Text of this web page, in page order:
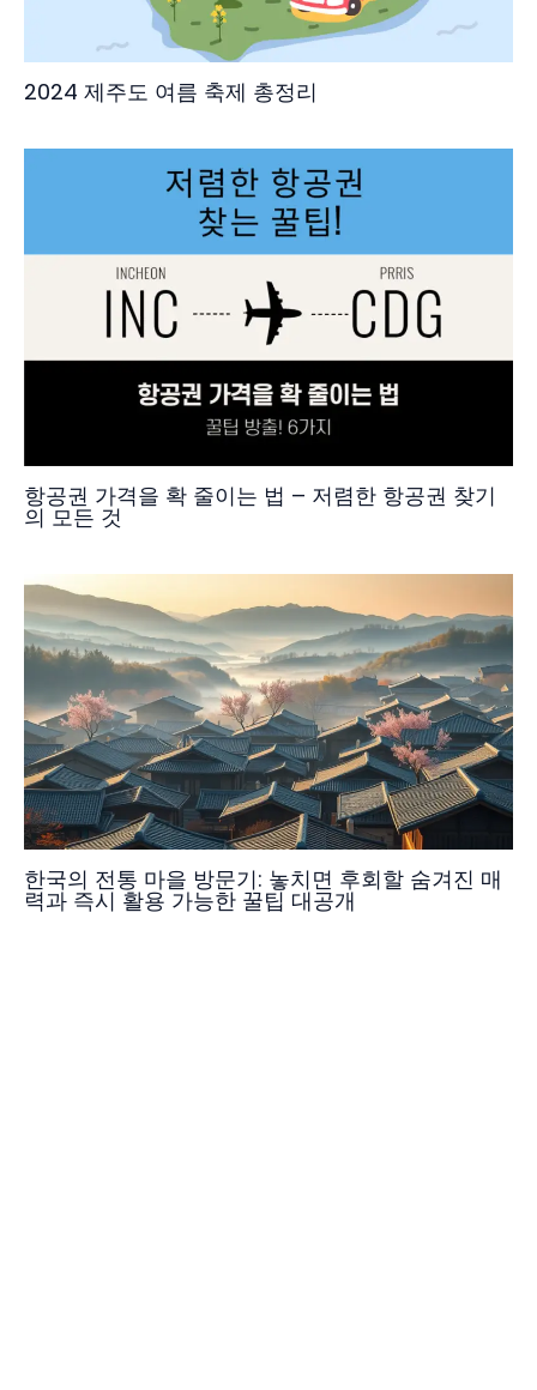
2024 제주도 여름 축제 총정리
항공권 가격을 확 줄이는 법 – 저렴한 항공권 찾기
의 모든 것
한국의 전통 마을 방문기: 놓치면 후회할 숨겨진 매
력과 즉시 활용 가능한 꿀팁 대공개